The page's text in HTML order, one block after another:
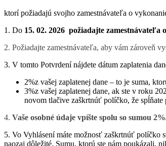
ktorí požiadajú svojho zamestnávateľa o
1. Do 15. 02. 2026 požiadajte zamestnávateľa
2. Požiadajte zamestnávateľa, aby vám zároveň
3. V tomto Potvrdení nájdete dátum zaplatenia
2%z vašej zaplatenej dane – to je suma,
3%z vašej zaplatenej dane, ak ste v roku
novom tlačive zaškrtnúť políčko, že spĺňate
4. Vaše osobné údaje vpíšte spolu so sumou
5. Vo Vyhlásení máte možnosť zaškrtnúť políčko
naozaj dôležité. Sumu, ktorú ste nám poukázali,